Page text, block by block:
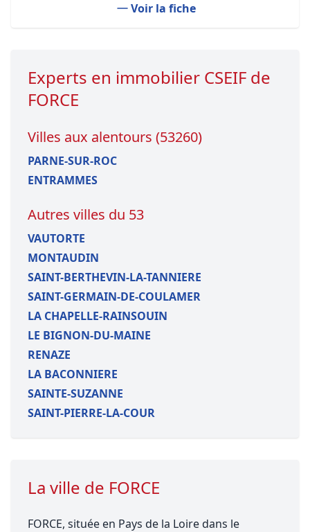
Voir la fiche
Experts en immobilier CSEIF de
FORCE
Villes aux alentours (53260)
PARNE-SUR-ROC
ENTRAMMES
Autres villes du 53
VAUTORTE
MONTAUDIN
SAINT-BERTHEVIN-LA-TANNIERE
SAINT-GERMAIN-DE-COULAMER
LA CHAPELLE-RAINSOUIN
LE BIGNON-DU-MAINE
RENAZE
LA BACONNIERE
SAINTE-SUZANNE
SAINT-PIERRE-LA-COUR
La ville de FORCE
FORCE, située en Pays de la Loire dans le